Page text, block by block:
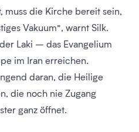
muss die Kirche bereit sein,
Vakuum”, warnt Silk.
Laki – das Evangelium
im Iran erreichen.
daran, die Heilige
die noch nie Zugang
ganz öffnet.